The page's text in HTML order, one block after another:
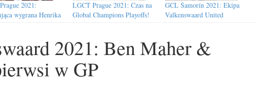
2021:
wygrana Henrika
LGCT Prague 2021: Czas na
Global Champions Playoffs!
GCL Šamorín 2021: Ekipa
Valkenswaard United
2021: Wygrana
LGCT Šamorín 2021: Debiut
2021: Ben Maher &
w GP